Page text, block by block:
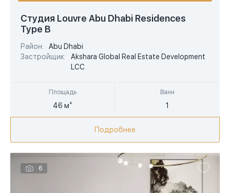
Студия Louvre Abu Dhabi Residences
Type B
Район:
Abu Dhabi
Застройщик:
Akshara Global Real Estate Development
LCC
Площадь
46 м²
Ванн
1
AED
Подробнее
6